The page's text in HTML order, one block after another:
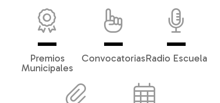
Premios
Municipales
ConvocatoriasRadio Escuela